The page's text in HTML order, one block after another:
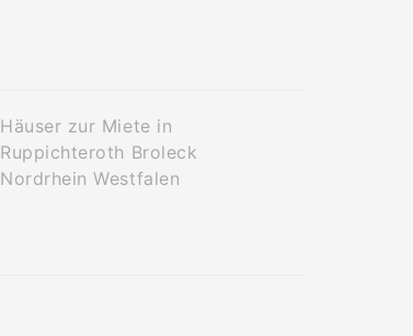
Häuser zur Miete in
Ruppichteroth Broleck
Nordrhein Westfalen